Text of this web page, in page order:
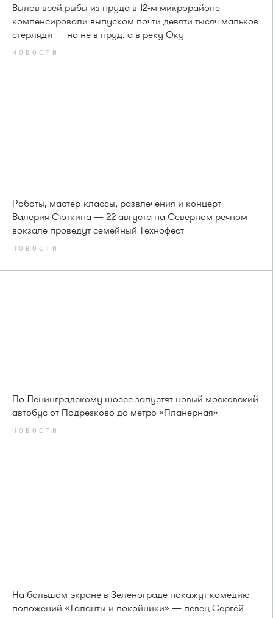
Вылов всей рыбы из пруда в 12-м микрорайоне
компенсировали выпуском почти девяти тысяч мальков
стерляди — но не в пруд, а в реку Оку
НОВОСТИ
Роботы, мастер-классы, развлечения и концерт
Валерия Сюткина — 22 августа на Северном речном
вокзале проведут семейный Технофест
НОВОСТИ
По Ленинградскому шоссе запустят новый московский
автобус от Подрезково до метро «Планерная»
НОВОСТИ
На большом экране в Зеленограде покажут комедию
положений «Таланты и покойники» — певец Сергей